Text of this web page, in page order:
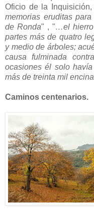
Oficio de la
memorias eruditas
de Ronda" , "…el hierro
partes más de quatro
y medio de árboles;
causa fulminada
ocasiones él solo
más de treinta mil
Caminos centenarios.